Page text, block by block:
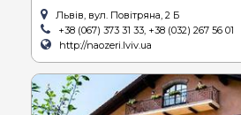
Львів, вул. Повітряна, 2 Б
+38 (067) 373 31 33, +38 (032) 267 56 01
http://naozeri.lviv.ua